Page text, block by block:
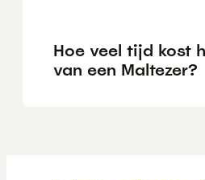
Hoe veel tijd kost
van een Maltezer?